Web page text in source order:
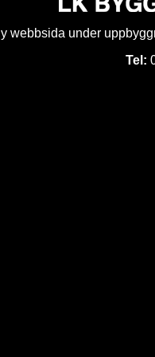
webbsida under
Tel: